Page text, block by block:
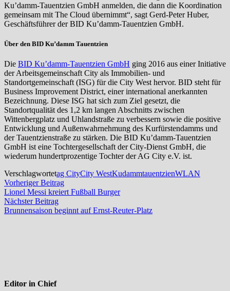
Ku’damm-Tauentzien GmbH anmelden, die dann die Koordination
gemeinsam mit The Cloud übernimmt“, sagt Gerd-Peter Huber,
Geschäftsführer der BID Ku’damm-Tauentzien GmbH.
Über den BID Ku’damm Tauentzien
Die BID Ku’damm-Tauentzien GmbH ging 2016 aus einer Initiative
der Arbeitsgemeinschaft City als Immobilien- und
Standortgemeinschaft (ISG) für die City West hervor. BID steht für
Business Improvement District, einer international anerkannten
Bezeichnung. Diese ISG hat sich zum Ziel gesetzt, die
Standortqualität des 1,2 km langen Abschnitts zwischen
Wittenbergplatz und Uhlandstraße zu verbessern sowie die positive
Entwicklung und Außenwahrnehmung des Kurfürstendamms und
der Tauentzienstraße zu stärken. Die BID Ku’damm-Tauentzien
GmbH ist eine Tochtergesellschaft der City-Dienst GmbH, die
wiederum hundertprozentige Tochter der AG City e.V. ist.
Verschlagwortetag CityCity WestKudammtauentzienWLAN
Beitragsnavigation
Vorheriger BeitragVorheriger
Beitrag:
Lionel Messi kreiert Fußball Burger
Nächster BeitragNächster
Beitrag:
Brunnensaison beginnt auf Ernst-Reuter-Platz
Editor in Chief